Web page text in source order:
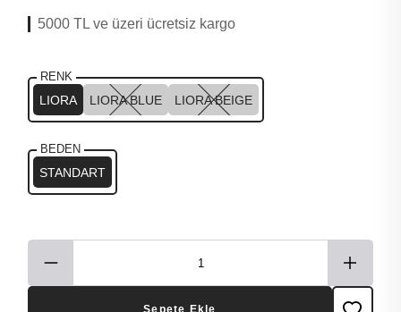
5000 TL ve üzeri ücretsiz kargo
RENK
LIORA LIORA BLUE LIORA BEIGE
BEDEN
STANDART